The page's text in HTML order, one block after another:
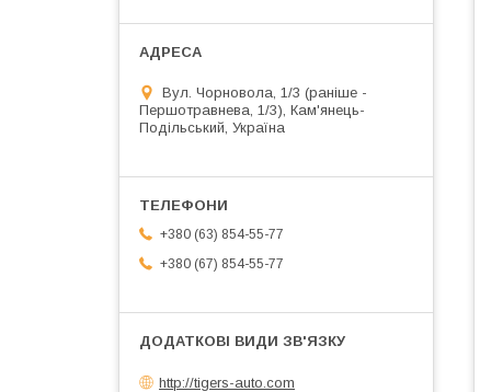
Вул. Чорновола, 1/3 (раніше -
Першотравнева, 1/3), Кам'янець-
Подільський, Україна
+380 (63) 854-55-77
+380 (67) 854-55-77
http://tigers-auto.com